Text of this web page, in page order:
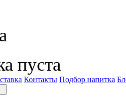
пуста
Контакты Подбор напитка